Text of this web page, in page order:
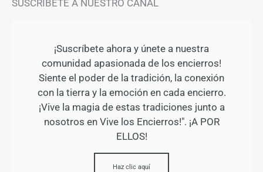
SUSCRÍBETE A NUESTRO CANAL
¡Suscríbete ahora y únete a nuestra
comunidad apasionada de los encierros!
Siente el poder de la tradición, la conexión
con la tierra y la emoción en cada encierro.
¡Vive la magia de estas tradiciones junto a
nosotros en Vive los Encierros!". ¡A POR
ELLOS!
Haz clic aquí